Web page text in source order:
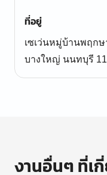
ที่อยู่
เซเว่นหมู่บ้านพฤก
บางใหญ่ นนทบุรี
งานอื่นๆ ที่เ